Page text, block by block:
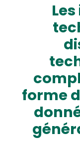
forme